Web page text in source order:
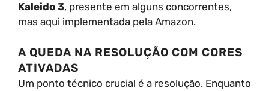
Kaleido 3, presente em alguns concorrentes,
mas aqui implementada pela Amazon.
A QUEDA NA RESOLUÇÃO COM CORES
ATIVADAS
Um ponto técnico crucial é a resolução. Enquanto